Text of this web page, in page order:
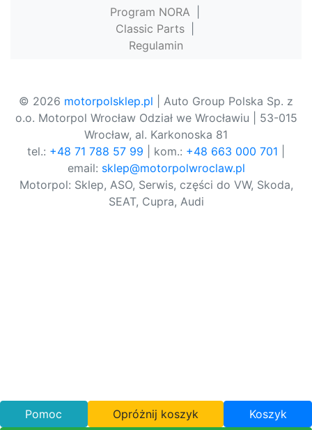
Program NORA
Classic Parts
Regulamin
© 2026 motorpolsklep.pl | Auto Group Polska Sp. z
o.o. Motorpol Wrocław Odział we Wrocławiu | 53-015
Wrocław, al. Karkonoska 81
tel.: +48 71 788 57 99 | kom.: +48 663 000 701
email: sklep@motorpolwroclaw.pl
Motorpol: Sklep, ASO, Serwis, części do VW, Skoda,
SEAT, Cupra, Audi
Pomoc Opróżnij koszyk Koszyk